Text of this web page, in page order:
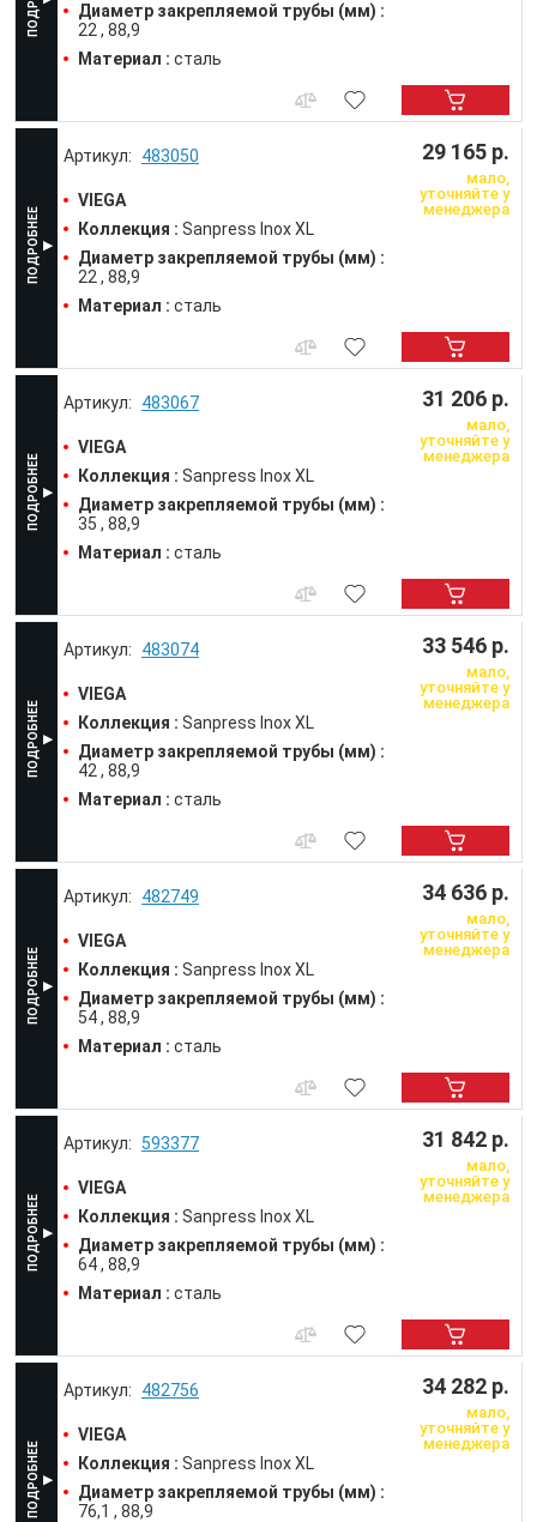
Диаметр закрепляемой трубы (мм) :
22
88,9
Материал : сталь
483050
VIEGA
Коллекция : Sanpress Inox XL
Диаметр закрепляемой трубы (мм) :
22
88,9
Материал : сталь
29 165 р.
мало,
уточняйте у
менеджера
483067
VIEGA
Коллекция : Sanpress Inox XL
Диаметр закрепляемой трубы (мм) :
35
88,9
Материал : сталь
31 206 р.
мало,
уточняйте у
менеджера
483074
VIEGA
Коллекция : Sanpress Inox XL
Диаметр закрепляемой трубы (мм) :
42
88,9
Материал : сталь
33 546 р.
мало,
уточняйте у
менеджера
482749
VIEGA
Коллекция : Sanpress Inox XL
Диаметр закрепляемой трубы (мм) :
54 88,9
Материал : сталь
34 636 р.
мало,
уточняйте у
менеджера
593377
VIEGA
Коллекция : Sanpress Inox XL
Диаметр закрепляемой трубы (мм) :
64 88,9
Материал : сталь
31 842 р.
мало,
уточняйте у
менеджера
482756
VIEGA
Коллекция : Sanpress Inox XL
Диаметр закрепляемой трубы (мм) :
76,1
88,9
34 282 р.
мало,
уточняйте у
менеджера